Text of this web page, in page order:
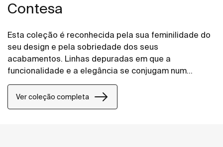
Contesa
Esta coleção é reconhecida pela sua feminilidade do
seu design e pela sobriedade dos seus
acabamentos. Linhas depuradas em que a
funcionalidade e a elegância se conjugam num
perfeito e sugestivo equilíbrio.
Ver coleção completa